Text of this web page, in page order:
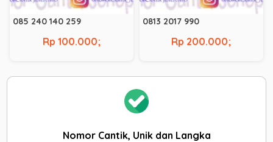
085 240 140 259
Rp 100.000;
0813 2017 990
Rp 200.000;
Nomor Cantik, Unik dan Langka